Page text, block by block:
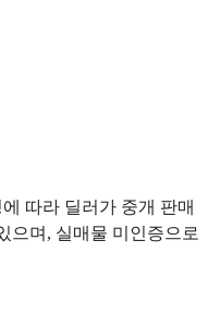
따라 딜러가 중개 판매
으며, 실매물 미인증으로